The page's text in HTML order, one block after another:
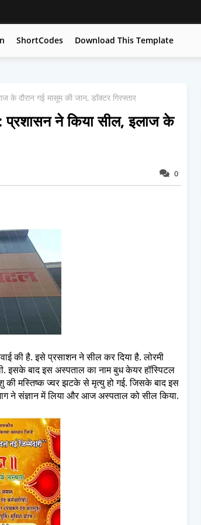
ShortCodes Download This Template
के दौरान गई मासूम की जान, डॉक्टर गिरफ्तार
: प्रशासन ने किया सील, इलाज के
0
की है. इसे प्रसाशन ने सील कर दिया है. लोरमी
इसके बाद इस अस्पताल का नाम बुध केयर हॉस्पिटल
की मस्तिष्क ज्वर झटके से मृत्यु हो गई. जिसके बाद इस
ने संज्ञान में लिया और आज अस्पताल को सील किया.